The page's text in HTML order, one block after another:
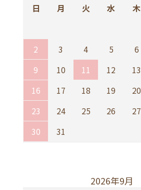
日 月 火 水 木
2
3 4 5 6
9
10 11 12 13
16
17 18 19 20
23
24 25 26 27
30
31
2026年9月